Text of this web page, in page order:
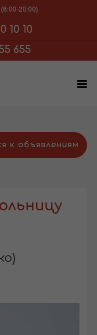
20:00)
10 10
655
к объявлениям